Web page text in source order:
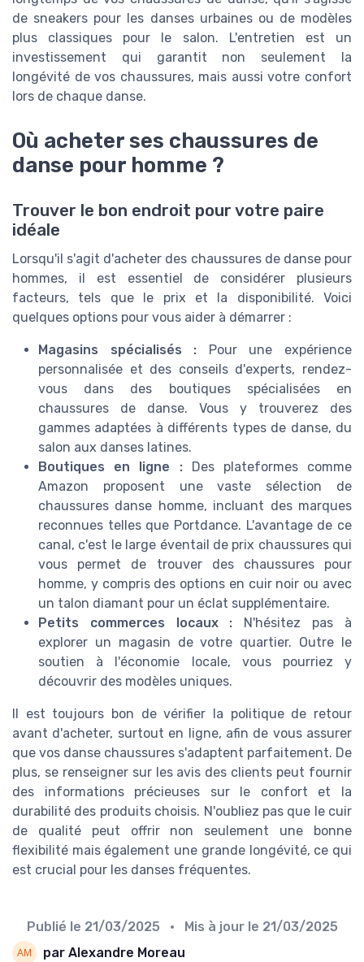
de sneakers pour les danses urbaines ou de modèles
plus classiques pour le salon. L'entretien est un
investissement qui garantit non seulement la
longévité de vos chaussures, mais aussi votre confort
lors de chaque danse.
Où acheter ses chaussures de
danse pour homme ?
Trouver le bon endroit pour votre paire
idéale
Lorsqu'il s'agit d'acheter des chaussures de danse pour
hommes, il est essentiel de considérer plusieurs
facteurs, tels que le prix et la disponibilité. Voici
quelques options pour vous aider à démarrer :
Magasins spécialisés : Pour une expérience
personnalisée et des conseils d'experts, rendez-
vous dans des boutiques spécialisées en
chaussures de danse. Vous y trouverez des
gammes adaptées à différents types de danse, du
salon aux danses latines.
Boutiques en ligne : Des plateformes comme
Amazon proposent une vaste sélection de
chaussures danse homme, incluant des marques
reconnues telles que Portdance. L'avantage de ce
canal, c'est le large éventail de prix chaussures qui
vous permet de trouver des chaussures pour
homme, y compris des options en cuir noir ou avec
un talon diamant pour un éclat supplémentaire.
Petits commerces locaux : N'hésitez pas à
explorer un magasin de votre quartier. Outre le
soutien à l'économie locale, vous pourriez y
découvrir des modèles uniques.
Il est toujours bon de vérifier la politique de retour
avant d'acheter, surtout en ligne, afin de vous assurer
que vos danse chaussures s'adaptent parfaitement. De
plus, se renseigner sur les avis des clients peut fournir
des informations précieuses sur le confort et la
durabilité des produits choisis. N'oubliez pas que le cuir
de qualité peut offrir non seulement une bonne
flexibilité mais également une grande longévité, ce qui
est crucial pour les danses fréquentes.
Publié le 21/03/2025 • Mis à jour le 21/03/2025
par Alexandre Moreau